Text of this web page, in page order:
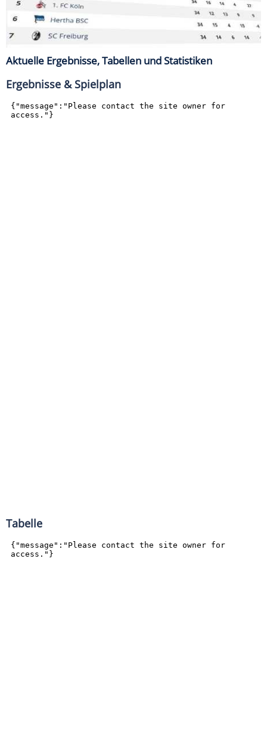
Aktuelle Ergebnisse, Tabellen und Statistiken
Ergebnisse & Spielplan
Tabelle